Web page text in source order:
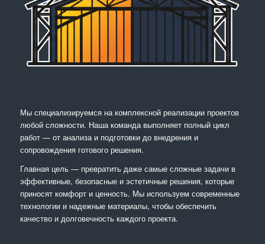
Мы специализируемся на комплексной реализации проектов
любой сложности. Наша команда выполняет полный цикл
работ — от анализа и подготовки до внедрения и
сопровождения готового решения.
Главная цель — превратить даже самые сложные задачи в
эффективные, безопасные и эстетичные решения, которые
приносят комфорт и ценность. Мы используем современные
технологии и надежные материалы, чтобы обеспечить
качество и долговечность каждого проекта.